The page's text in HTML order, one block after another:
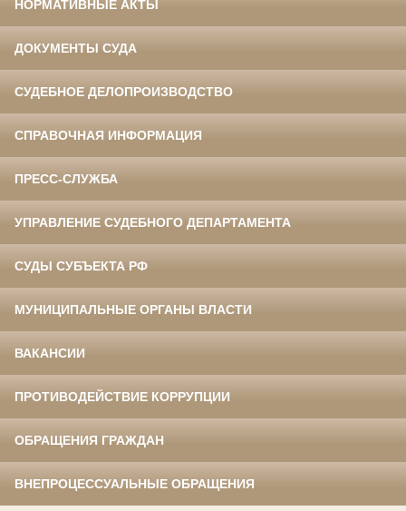
НОРМАТИВНЫЕ АКТЫ
ДОКУМЕНТЫ СУДА
СУДЕБНОЕ ДЕЛОПРОИЗВОДСТВО
СПРАВОЧНАЯ ИНФОРМАЦИЯ
ПРЕСС-СЛУЖБА
УПРАВЛЕНИЕ СУДЕБНОГО ДЕПАРТАМЕНТА
СУДЫ СУБЪЕКТА РФ
МУНИЦИПАЛЬНЫЕ ОРГАНЫ ВЛАСТИ
ВАКАНСИИ
ПРОТИВОДЕЙСТВИЕ КОРРУПЦИИ
ОБРАЩЕНИЯ ГРАЖДАН
ВНЕПРОЦЕССУАЛЬНЫЕ ОБРАЩЕНИЯ